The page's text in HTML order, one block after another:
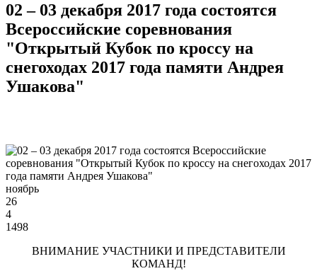
02 – 03 декабря 2017 года состоятся
Всероссийские соревнования
"Открытый Кубок по кроссу на
снегоходах 2017 года памяти Андрея
Ушакова"
ноябрь
26
4
1498
ВНИМАНИЕ УЧАСТНИКИ И ПРЕДСТАВИТЕЛИ
КОМАНД!